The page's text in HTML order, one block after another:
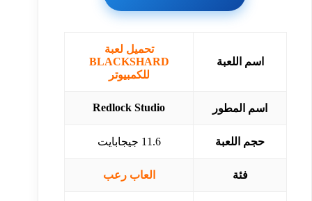
اسم اللعبة
تحميل لعبة
BLACKSHARD
للكمبيوتر
اسم المطور Redlock Studio
حجم اللعبة 11.6 جيجابايت
فئة العاب رعب